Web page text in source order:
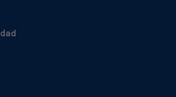
01
01
01